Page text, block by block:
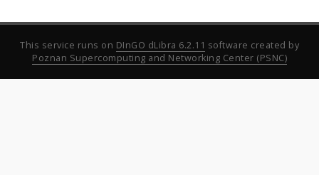
This service runs on DInGO dLibra 6.2.11 software created by
Poznan Supercomputing and Networking Center (PSNC)